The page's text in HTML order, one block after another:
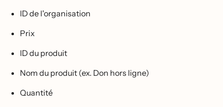
ID de l'organisation
Prix
ID du produit
Nom du produit (ex. Don hors ligne)
Quantité